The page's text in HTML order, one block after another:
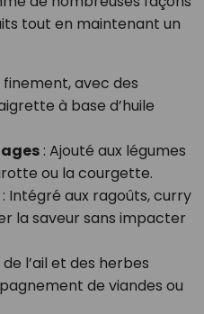
tout en maintenant un
avec des
à base d’huile
: Ajouté aux légumes
ou la courgette.
Intégré aux ragoûts, curry
la saveur sans impacter
l’ail et des herbes
de viandes ou